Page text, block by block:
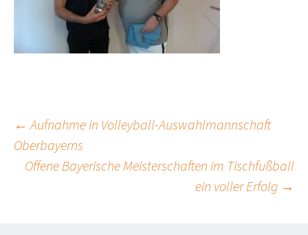
Beitrags-
Navigation
← Aufnahme in Volleyball-Auswahlmannschaft
Oberbayerns
Offene Bayerische Meisterschaften im Tischfußball
ein voller Erfolg →